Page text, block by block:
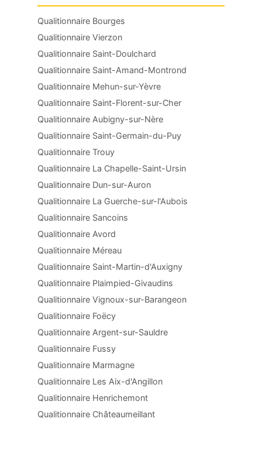
Qualitionnaire Bourges
Qualitionnaire Vierzon
Qualitionnaire Saint-Doulchard
Qualitionnaire Saint-Amand-Montrond
Qualitionnaire Mehun-sur-Yèvre
Qualitionnaire Saint-Florent-sur-Cher
Qualitionnaire Aubigny-sur-Nère
Qualitionnaire Saint-Germain-du-Puy
Qualitionnaire Trouy
Qualitionnaire La Chapelle-Saint-Ursin
Qualitionnaire Dun-sur-Auron
Qualitionnaire La Guerche-sur-l'Aubois
Qualitionnaire Sancoins
Qualitionnaire Avord
Qualitionnaire Méreau
Qualitionnaire Saint-Martin-d'Auxigny
Qualitionnaire Plaimpied-Givaudins
Qualitionnaire Vignoux-sur-Barangeon
Qualitionnaire Foëcy
Qualitionnaire Argent-sur-Sauldre
Qualitionnaire Fussy
Qualitionnaire Marmagne
Qualitionnaire Les Aix-d'Angillon
Qualitionnaire Henrichemont
Qualitionnaire Châteaumeillant